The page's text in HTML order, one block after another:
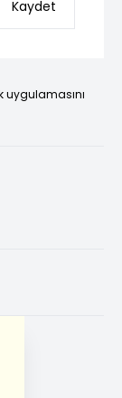
Kaydet
uygulamasını